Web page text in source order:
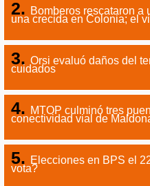
Bomberos rescataron a
una crecida en Colonia; el
Orsi evaluó daños del
cuidados
MTOP culminó tres
conectividad vial de
Elecciones en BPS el
vota?